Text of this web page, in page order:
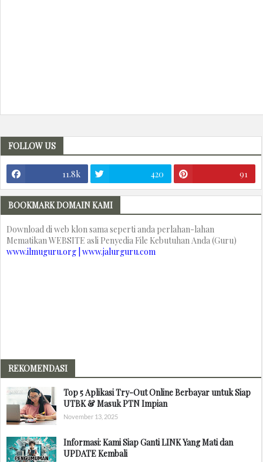
FOLLOW US
11.8k 420 91
BOOKMARK DOMAIN KAMI
Download di web klon sama seperti anda perlahan-lahan
Mematikan WEBSITE asli Penyedia File Kebutuhan Anda (Guru)
www.ilmuguru.org | www.jalurguru.com
REKOMENDASI
Top 5 Aplikasi Try-Out Online Berbayar untuk Siap
UTBK & Masuk PTN Impian
November 13, 2025
Informasi: Kami Siap Ganti LINK Yang Mati dan
UPDATE Kembali